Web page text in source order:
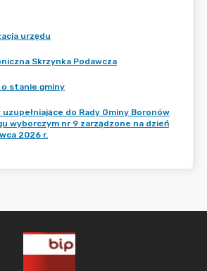
urzędu
Skrzynka Podawcza
stanie gminy
uzupełniające do Rady Gminy Boronów
wyborczym nr 9 zarządzone na dzień
2026 r.